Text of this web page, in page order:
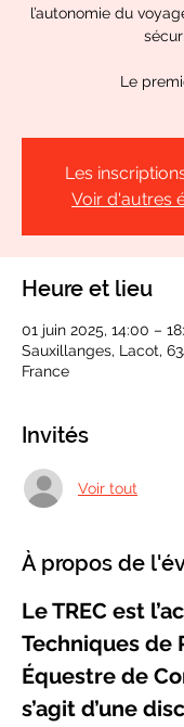
l’autonomie du
Le
Les
Voir d'autres
Heure et lieu
01 juin 2025, 14:00 –
Sauxillanges, Lacot,
France
Invités
Voir tout
À propos de
Le TREC est
Techniques de
Équestre de
s’agit d’une